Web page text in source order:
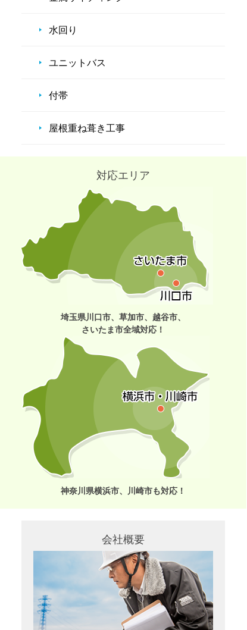
水回り
ユニットバス
付帯
屋根重ね葺き工事
対応エリア
埼玉県川口市、草加市、越谷市、
さいたま市全域対応！
神奈川県横浜市、川崎市も対応！
会社概要